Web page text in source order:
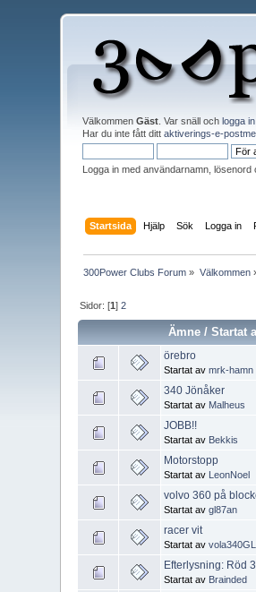
VälkommenGäst . Var snäll ochlogga in
Har du inte fått dittaktiverings-e-
Logga in med användarnamn,
Startsida Hjälp Sök Logga in
300Power Clubs Forum » Välkommen
Sidor: [1]2
Ämne /Startat
örebro
Startat avmrk-hamn
340 Jönåker
Startat av Malheus
JOBB!!
Startat av Bekkis
Motorstopp
Startat av LeonNoel
volvo 360 på
Startat avgl87an
racer vit
Startat av
Efterlysning: Röd
Startat av Brainded